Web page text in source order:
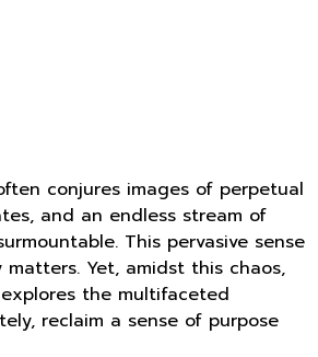
conjures images of perpetual
and an endless stream of
This pervasive sense
Yet, amidst this chaos,
the multifaceted
reclaim a sense of purpose